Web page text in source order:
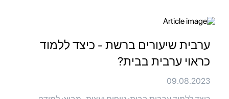
ערבית שיעורים ברשת - כיצד ללמוד
כראוי ערבית בבית?
09.08.2023